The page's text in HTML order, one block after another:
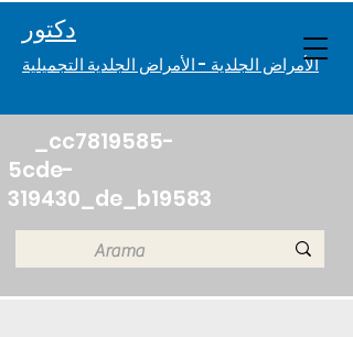
دكتور. Melisa Eczacıbaşı
الأمراض الجلدية - الأمراض الجلدية التجميلية
_cc7819585-
5cde-
319430_de_b19583